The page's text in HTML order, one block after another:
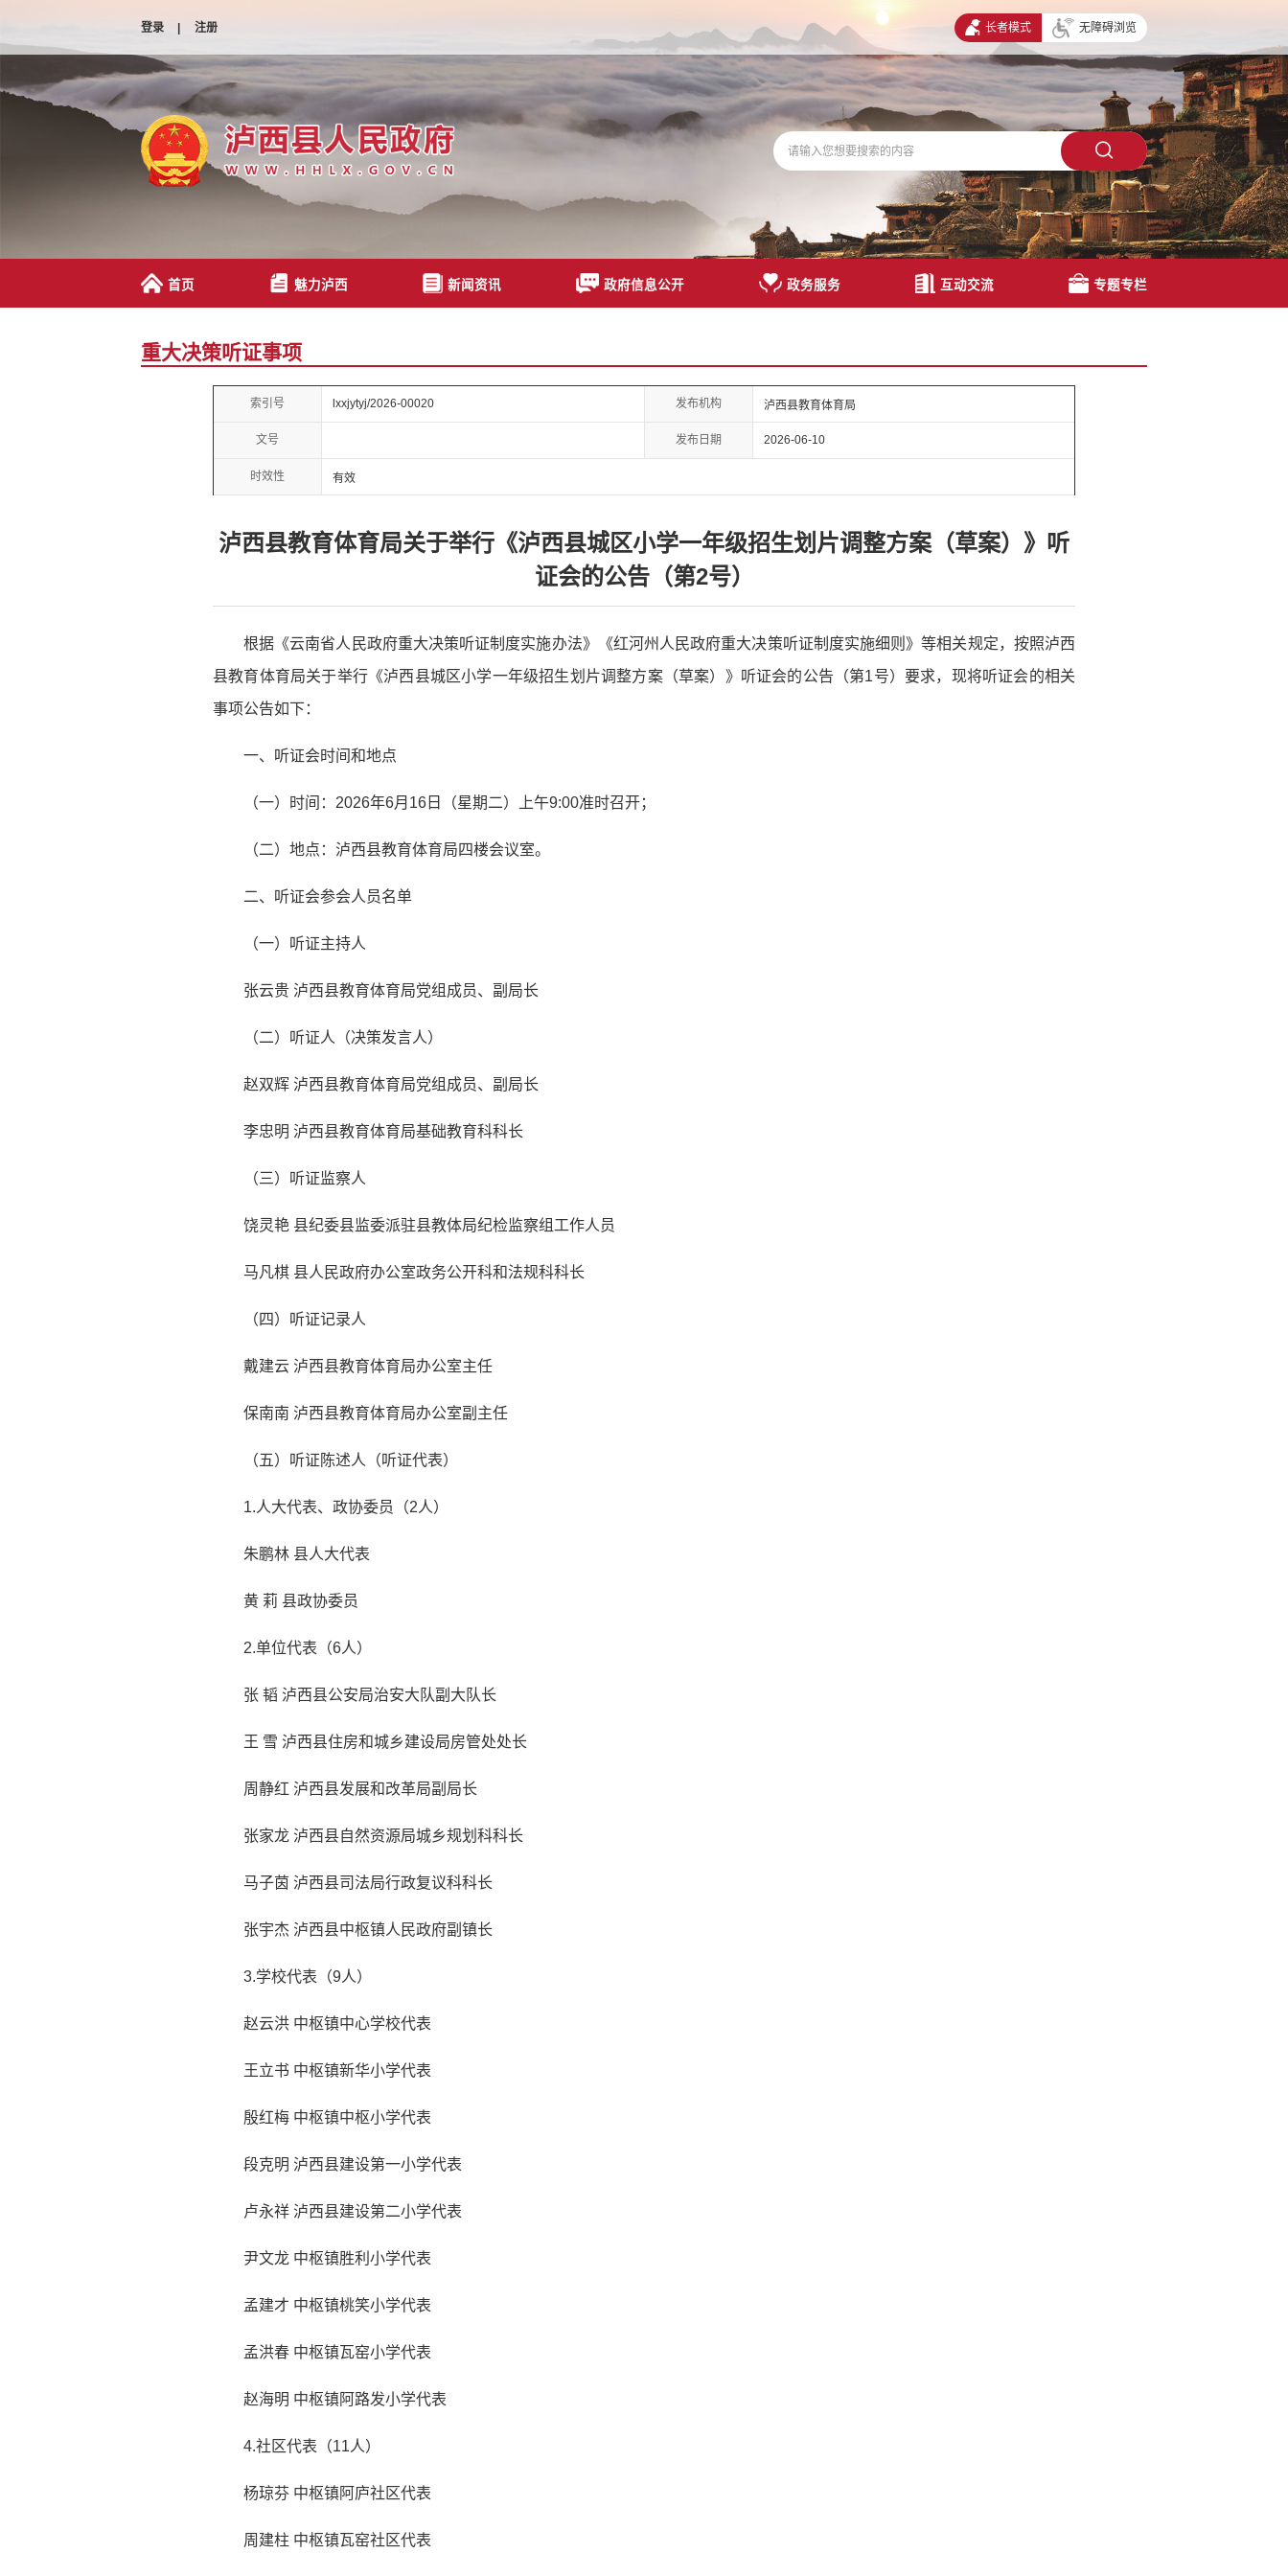
登录 | 注册 长者模式 无障碍浏览
首页 魅力泸西 新闻资讯 政府信息公开 政务服务 互动交流 专题专栏
重大决策听证事项
索引号 lxxjytyj/2026-00020 发布机构 泸西县教育体育局
文号 发布日期 2026-06-10
时效性 有效
泸西县教育体育局关于举行《泸西县城区小学一年级招生划片调整方案（草案）》听
证会的公告（第2号）
根据《云南省人民政府重大决策听证制度实施办法》《红河州人民政府重大决策听证制度实施细则》等相关规定，按照泸西
县教育体育局关于举行《泸西县城区小学一年级招生划片调整方案（草案）》听证会的公告（第1号）要求，现将听证会的相关
事项公告如下：
一、听证会时间和地点
（一）时间：2026年6月16日（星期二）上午9:00准时召开；
（二）地点：泸西县教育体育局四楼会议室。
二、听证会参会人员名单
（一）听证主持人
张云贵 泸西县教育体育局党组成员、副局长
（二）听证人（决策发言人）
赵双辉 泸西县教育体育局党组成员、副局长
李忠明 泸西县教育体育局基础教育科科长
（三）听证监察人
饶灵艳 县纪委县监委派驻县教体局纪检监察组工作人员
马凡棋 县人民政府办公室政务公开科和法规科科长
（四）听证记录人
戴建云 泸西县教育体育局办公室主任
保南南 泸西县教育体育局办公室副主任
（五）听证陈述人（听证代表）
1.人大代表、政协委员（2人）
朱鹏林 县人大代表
黄 莉 县政协委员
2.单位代表（6人）
张 韬 泸西县公安局治安大队副大队长
王 雪 泸西县住房和城乡建设局房管处处长
周静红 泸西县发展和改革局副局长
张家龙 泸西县自然资源局城乡规划科科长
马子茵 泸西县司法局行政复议科科长
张宇杰 泸西县中枢镇人民政府副镇长
3.学校代表（9人）
赵云洪 中枢镇中心学校代表
王立书 中枢镇新华小学代表
殷红梅 中枢镇中枢小学代表
段克明 泸西县建设第一小学代表
卢永祥 泸西县建设第二小学代表
尹文龙 中枢镇胜利小学代表
孟建才 中枢镇桃笑小学代表
孟洪春 中枢镇瓦窑小学代表
赵海明 中枢镇阿路发小学代表
4.社区代表（11人）
杨琼芬 中枢镇阿庐社区代表
周建柱 中枢镇瓦窑社区代表